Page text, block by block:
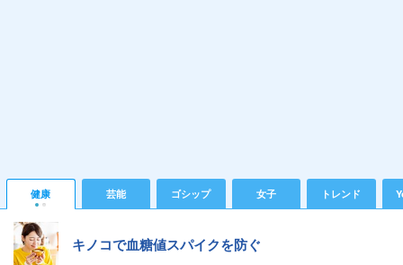
健康 芸能 ゴシップ 女子 トレンド
キノコで血糖値スパイクを防ぐ